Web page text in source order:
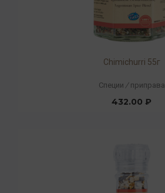
Chimichurri 55г
Специи / приправа
432.00 ₽